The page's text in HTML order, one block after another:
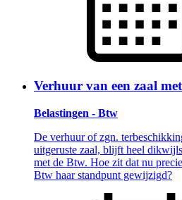
Verhuur van een zaal
Belastingen - Btw
De verhuur of zgn.
uitgeruste zaal, blijft heel
met de Btw. Hoe zit dat nu
Btw haar standpunt gewijzigd?